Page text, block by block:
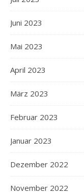
Juni 2023
Mai 2023
April 2023
März 2023
Februar 2023
Januar 2023
Dezember 2022
November 2022